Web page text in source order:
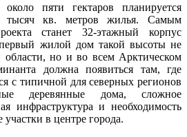
пяти гектаров планируется
тысяч кв. метров жилья. Самым
станет 32-этажный корпус
жилой дом такой высоты не
области, но и во всем Арктическом
должна появиться там, где
с типичной для северных регионов
деревянные дома, сложное
инфраструктура и необходимость
в центре города.